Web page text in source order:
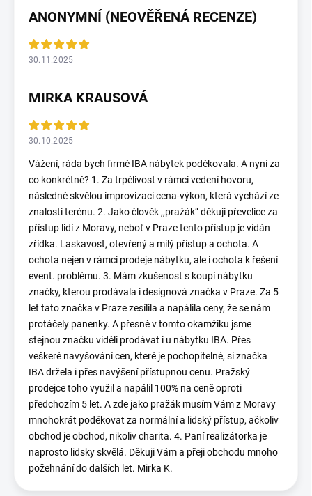
ANONYMNÍ (NEOVĚŘENÁ RECENZE)
30.11.2025
MIRKA KRAUSOVÁ
30.10.2025
Vážení, ráda bych firmě IBA nábytek poděkovala. A nyní za
co konkrétně? 1. Za trpělivost v rámci vedení hovoru,
následně skvělou improvizaci cena-výkon, která vychází ze
znalosti terénu. 2. Jako člověk ,,pražák“ děkuji převelice za
přístup lidí z Moravy, neboť v Praze tento přístup je vídán
zřídka. Laskavost, otevřený a milý přístup a ochota. A
ochota nejen v rámci prodeje nábytku, ale i ochota k řešení
event. problému. 3. Mám zkušenost s koupí nábytku
značky, kterou prodávala i designová značka v Praze. Za 5
let tato značka v Praze zesílila a napálila ceny, že se nám
protáčely panenky. A přesně v tomto okamžiku jsme
stejnou značku viděli prodávat i u nábytku IBA. Přes
veškeré navyšování cen, které je pochopitelné, si značka
IBA držela i přes navýšení přístupnou cenu. Pražský
prodejce toho využil a napálil 100% na ceně oproti
předchozím 5 let. A zde jako pražák musím Vám z Moravy
mnohokrát poděkovat za normální a lidský přístup, ačkoliv
obchod je obchod, nikoliv charita. 4. Paní realizátorka je
naprosto lidsky skvělá. Děkuji Vám a přeji obchodu mnoho
požehnání do dalších let. Mirka K.